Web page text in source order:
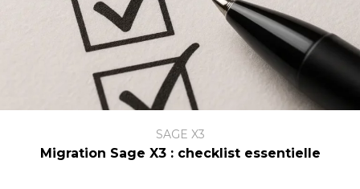
SAGE X3
Migration Sage X3 : checklist essentielle